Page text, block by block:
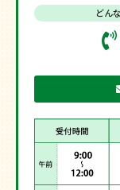
どん